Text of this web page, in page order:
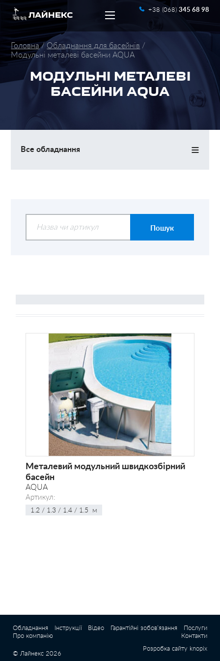
+38 (068) 345 68 98
ЛАЙНЕКС
RU
Головна
Обладнання для басейнів
Модульні металеві басейни AQUA
МОДУЛЬНІ МЕТАЛЕВІ
БАСЕЙНИ AQUA
Все обладнання ≡
Металевий модульний швидкозбірний
басейн
AQUA
Артикул:
1.2 / 1.3 / 1.4 / 1.5 м
Обладнання Інструкції Відео Гарантійні зобов’язання
Послуги
Про компанію
Контакти
Розробка сайту knopix
© Лайнекс 2026